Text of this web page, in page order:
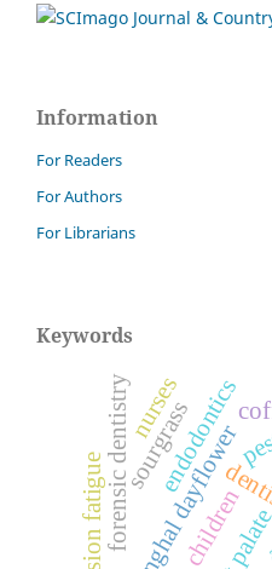
Information
For Readers
For Authors
For Librarians
Keywords
benghal dayflower
sourgrass
forensic dentistry endodontics
nurses
children